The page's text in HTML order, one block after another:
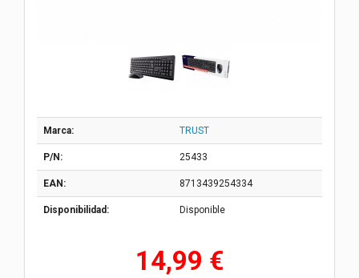
Marca: TRUST
P/N: 25433
EAN: 8713439254334
Disponibilidad: Disponible
14,99 €